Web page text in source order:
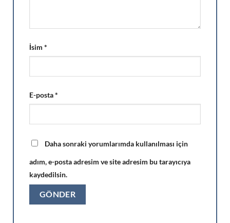
İsim *
E-posta*
Daha sonraki yorumlarımda kullanılması için
adım, e-posta adresim ve site adresim bu tarayıcıya
kaydedilsin.